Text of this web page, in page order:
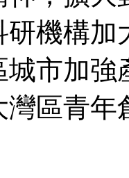
研機構
市加
灣區青